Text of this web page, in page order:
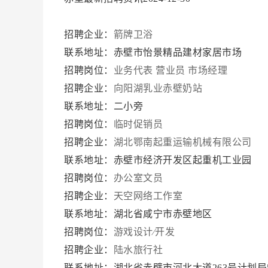
招聘企业： 箭牌卫浴
联系地址：赤壁市怡景精品建材家居市场
招聘岗位： 业务代表 营业员 市场经理
招聘企业： 向阳湖乳业赤壁奶站
联系地址：二小旁
招聘岗位：
临时促销员
招聘企业： 湖北鄂南起重运输机械有限公司
联系地址：赤壁市经济开发区起重机工业园
招聘岗位： 办公室文员
招聘企业： 天空网络工作室
联系地址：湖北省咸宁市赤壁地区
招聘岗位： 游戏设计∕开发
招聘企业：
陆水旅行社